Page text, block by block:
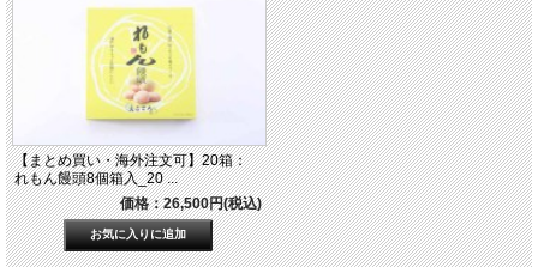
【まとめ買い・海外注文可】20箱：
れもん饅頭8個箱入_20 ...
価格：26,500円(税込)